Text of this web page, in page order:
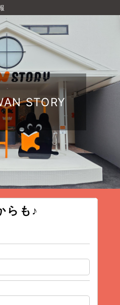
STORY
らも♪